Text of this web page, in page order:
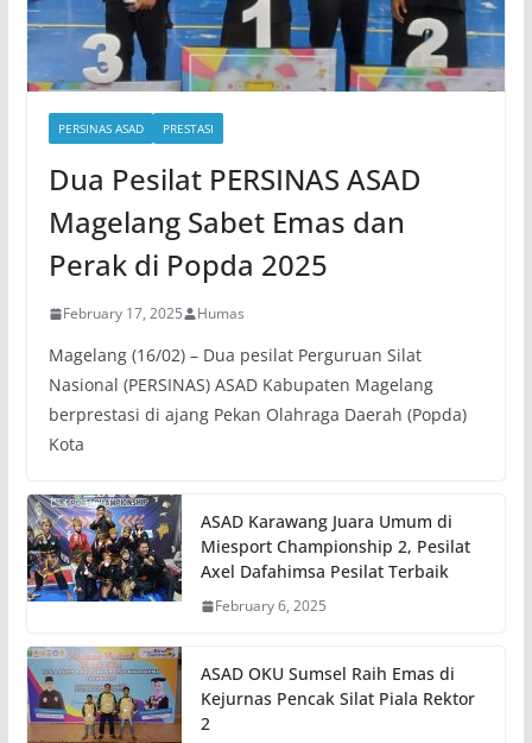
PERSINAS ASAD PRESTASI
Dua Pesilat PERSINAS ASAD
Magelang Sabet Emas dan
Perak di Popda 2025
February 17, 2025 Humas
Magelang (16/02) – Dua pesilat Perguruan Silat
Nasional (PERSINAS) ASAD Kabupaten Magelang
berprestasi di ajang Pekan Olahraga Daerah (Popda)
Kota
ASAD Karawang Juara Umum di
Miesport Championship 2, Pesilat
Axel Dafahimsa Pesilat Terbaik
February 6, 2025
ASAD OKU Sumsel Raih Emas di
Kejurnas Pencak Silat Piala Rektor
2